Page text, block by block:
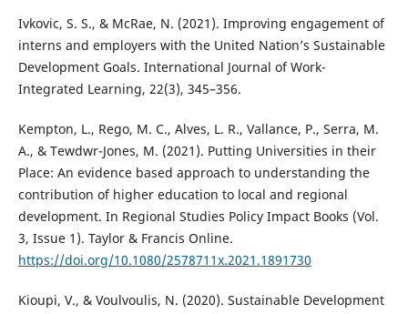
Ivkovic, S. S., & McRae, N. (2021). Improving engagement of
interns and employers with the United Nation’s Sustainable
Development Goals. International Journal of Work-
Integrated Learning, 22(3), 345–356.
Kempton, L., Rego, M. C., Alves, L. R., Vallance, P., Serra, M.
A., & Tewdwr-Jones, M. (2021). Putting Universities in their
Place: An evidence based approach to understanding the
contribution of higher education to local and regional
development. In Regional Studies Policy Impact Books (Vol.
3, Issue 1). Taylor & Francis Online.
https://doi.org/10.1080/2578711x.2021.1891730
Kioupi, V., & Voulvoulis, N. (2020). Sustainable Development